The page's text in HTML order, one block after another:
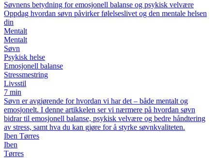
Søvnens betydning for emosjonell balanse og psykisk velvære
Oppdag hvordan søvn påvirker følelseslivet og den mentale helsen
din
Mentalt
Mentalt
Søvn
Psykisk helse
Emosjonell balanse
Stressmestring
Livsstil
7 min
Søvn er avgjørende for hvordan vi har det – både mentalt og
emosjonelt. I denne artikkelen ser vi nærmere på hvordan søvn
bidrar til emosjonell balanse, psykisk velvære og bedre håndtering
av stress, samt hva du kan gjøre for å styrke søvnkvaliteten.
Iben Tørres
Iben
Tørres